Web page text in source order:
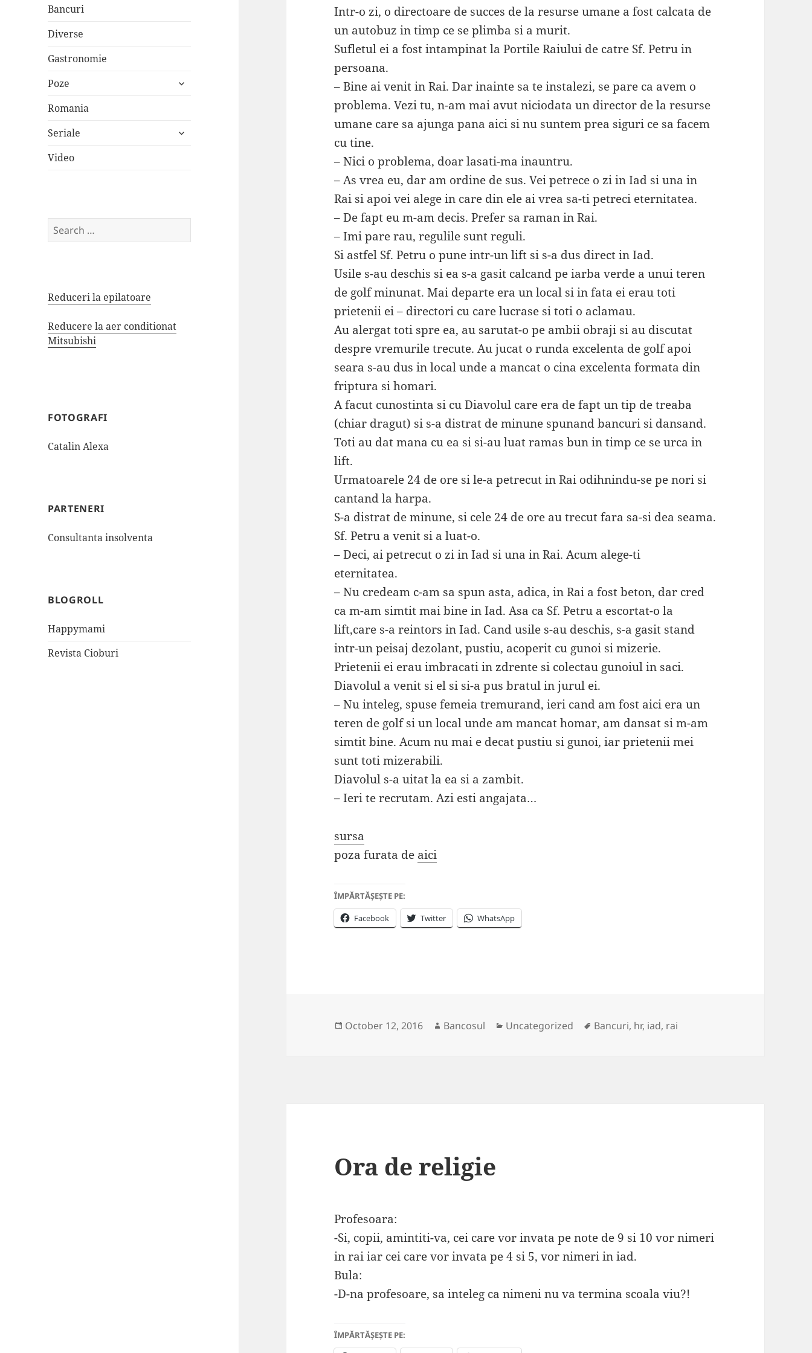
Bancuri
Diverse
Gastronomie
Poze
expand
Romania
Seriale
expand
Video
Search
for:
Reduceri la epilatoare
Reducere la aer conditionat
Mitsubishi
FOTOGRAFI
Catalin Alexa
PARTENERI
Consultanta insolventa
BLOGROLL
Happymami
Revista Cioburi
Intr-o zi, o directoare de succes de la resurse umane a fost calcata de
un autobuz in timp ce se plimba si a murit.
Sufletul ei a fost intampinat la Portile Raiului de catre Sf. Petru in
persoana.
– Bine ai venit in Rai. Dar inainte sa te instalezi, se pare ca avem o
problema. Vezi tu, n-am mai avut niciodata un director de la resurse
umane care sa ajunga pana aici si nu suntem prea siguri ce sa facem
cu tine.
– Nici o problema, doar lasati-ma inauntru.
– As vrea eu, dar am ordine de sus. Vei petrece o zi in Iad si una in
Rai si apoi vei alege in care din ele ai vrea sa-ti petreci eternitatea.
– De fapt eu m-am decis. Prefer sa raman in Rai.
– Imi pare rau, regulile sunt reguli.
Si astfel Sf. Petru o pune intr-un lift si s-a dus direct in Iad.
Usile s-au deschis si ea s-a gasit calcand pe iarba verde a unui teren
de golf minunat. Mai departe era un local si in fata ei erau toti
prietenii ei – directori cu care lucrase si toti o aclamau.
Au alergat toti spre ea, au sarutat-o pe ambii obraji si au discutat
despre vremurile trecute. Au jucat o runda excelenta de golf apoi
seara s-au dus in local unde a mancat o cina excelenta formata din
friptura si homari.
A facut cunostinta si cu Diavolul care era de fapt un tip de treaba
(chiar dragut) si s-a distrat de minune spunand bancuri si dansand.
Toti au dat mana cu ea si si-au luat ramas bun in timp ce se urca in
lift.
Urmatoarele 24 de ore si le-a petrecut in Rai odihnindu-se pe nori si
cantand la harpa.
S-a distrat de minune, si cele 24 de ore au trecut fara sa-si dea seama.
Sf. Petru a venit si a luat-o.
– Deci, ai petrecut o zi in Iad si una in Rai. Acum alege-ti
eternitatea.
– Nu credeam c-am sa spun asta, adica, in Rai a fost beton, dar cred
ca m-am simtit mai bine in Iad. Asa ca Sf. Petru a escortat-o la
lift,care s-a reintors in Iad. Cand usile s-au deschis, s-a gasit stand
intr-un peisaj dezolant, pustiu, acoperit cu gunoi si mizerie.
Prietenii ei erau imbracati in zdrente si colectau gunoiul in saci.
Diavolul a venit si el si si-a pus bratul in jurul ei.
– Nu inteleg, spuse femeia tremurand, ieri cand am fost aici era un
teren de golf si un local unde am mancat homar, am dansat si m-am
simtit bine. Acum nu mai e decat pustiu si gunoi, iar prietenii mei
sunt toti mizerabili.
Diavolul s-a uitat la ea si a zambit.
– Ieri te recrutam. Azi esti angajata…
sursa
poza furata de aici
ÎMPĂRTĂȘEȘTE PE:
Facebook Twitter WhatsApp
Posted
October 12, 2016 Author
Bancosul Categories
Uncategorized Tags
Bancuri, hr, iad, rai
Ora de religie
Profesoara:
-Si, copii, amintiti-va, cei care vor invata pe note de 9 si 10 vor nimeri
in rai iar cei care vor invata pe 4 si 5, vor nimeri in iad.
Bula:
-D-na profesoare, sa inteleg ca nimeni nu va termina scoala viu?!
ÎMPĂRTĂȘEȘTE PE: